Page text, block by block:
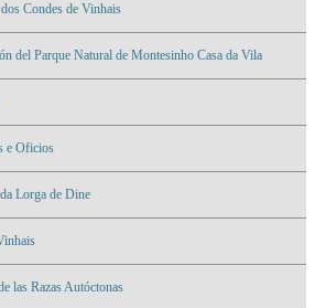
Condes de Vinhais
del Parque Natural de Montesinho Casa da Vila
e Oficios
Lorga de Dine
las Razas Autóctonas